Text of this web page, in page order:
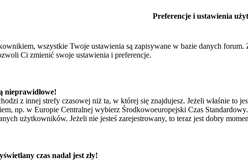
Preferencje i ustawienia
wszystkie Twoje ustawienia są zapisywane w bazie danych
Ci zmienić swoje ustawienia i preferencje.
nieprawidłowe!
z innej strefy czasowej niż ta, w której się znajdujesz. Jeżeli właśnie to
np. w Europie Centralnej wybierz Środkowoeuropejski Czas
użytkowników. Jeżeli nie jesteś zarejestrowany, to teraz jest dobry
czas nadal jest zły!